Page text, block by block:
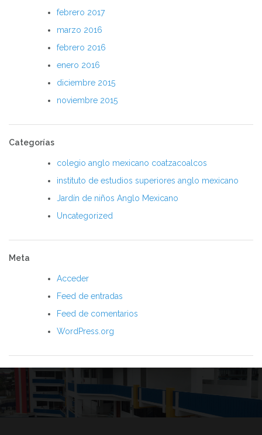
febrero 2017
marzo 2016
febrero 2016
enero 2016
diciembre 2015
noviembre 2015
Categorías
colegio anglo mexicano coatzacoalcos
instituto de estudios superiores anglo mexicano
Jardín de niños Anglo Mexicano
Uncategorized
Meta
Acceder
Feed de entradas
Feed de comentarios
WordPress.org